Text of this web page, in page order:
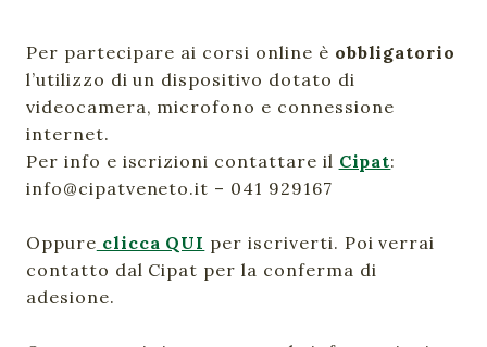
Per partecipare ai corsi online è obbligatorio
l’utilizzo di un dispositivo dotato di
videocamera, microfono e connessione
internet.
Per info e iscrizioni contattare il Cipat:
info@cipatveneto.it – 041 929167
Oppure clicca QUI per iscriverti. Poi verrai
contatto dal Cipat per la conferma di
adesione.